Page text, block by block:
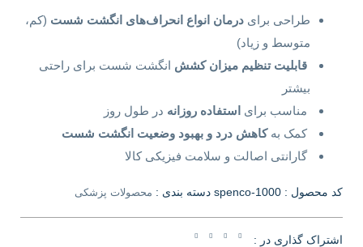
طراحی برای درمان انواع انحراف‌های انگشت شست (کم،
متوسط و زیاد)
قابلیت تنظیم میزان کشش انگشت شست برای راحتی
بیشتر
مناسب برای استفاده روزانه در طول روز
کمک بهکاهش درد و بهبود وضعیت انگشت شست
گارانتی اصالت و سلامت فیزیکی کالا
کد محصول : spenco-1000 دسته بندی : محصولات پزشکی
اشتراک گذاری در :